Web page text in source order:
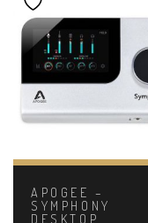
APOGEE –
SYMPHONY
DESKTOP